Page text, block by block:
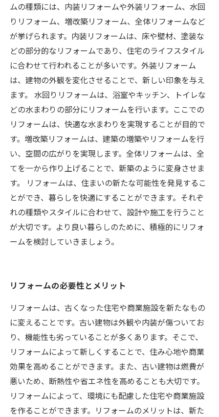
ムの種類には、内装リフォームや外装リフォーム、水回
りリフォーム、増改築リフォーム、全体リフォームなど
が挙げられます。内装リフォームは、床や壁材、塗装な
どの部分的なリフォームであり、住宅のライフスタイル
に合わせて行われることが多いです。外装リフォーム
は、建物の外観を変化させることで、新しい印象を与え
ます。 水回りリフォームは、浴室やキッチン、トイレな
どの水まわりの部分にリフォームを行います。ここでの
リフォームは、快適な水まわりを実現することが目的で
す。増改築リフォームは、建築の増築やリフォームを行
い、空間の広がりを実現します。全体リフォームは、全
てを一から作り上げることで、新築のように変身させま
す。 リフォームは、住まいの新たな可能性を発見するこ
とができ、暮らしを快適にすることができます。それぞ
れの種類やスタイルに合わせて、設計や施工を行うこと
が大切です。より良い暮らしのために、積極的にリフォ
ームを検討していきましょう。
リフォームの必要性とメリット
リフォームは、古くなった住宅や商業施設を新たなもの
に変えることです。古い建物は外観や内装が傷ついてお
り、機能性も劣っていることが多くあります。そこで、
リフォームによって新しくすることで、住み心地や商業
効果を高めることができます。また、古い建物は燃費が
悪いため、断熱性や省エネ性を高めることも大切です。
リフォームによって、環境にも配慮した住宅や商業施設
を作ることができます。リフォームのメリットは、新た